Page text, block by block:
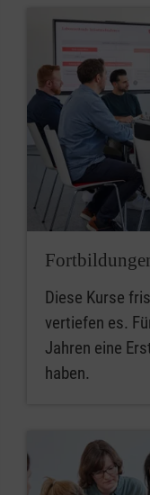
Diese Kurse
vertiefen es.
Jahren eine
haben.